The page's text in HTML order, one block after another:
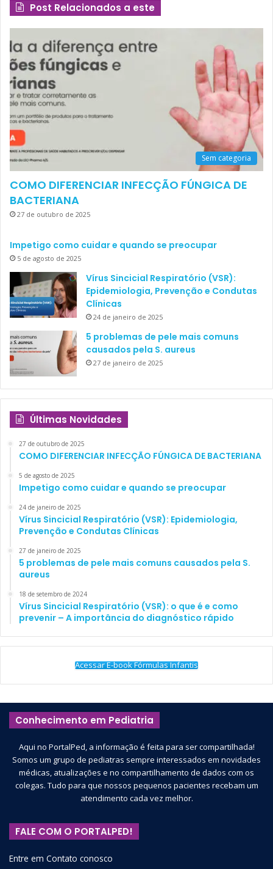
Post Relacionados a este
Sem categoria
COMO DIFERENCIAR INFECÇÃO FÚNGICA DE
BACTERIANA
27 de outubro de 2025
Impetigo como cuidar e quando se preocupar
5 de agosto de 2025
Vírus Sincicial Respiratório (VSR):
Epidemiologia, Prevenção e Condutas
Clínicas
24 de janeiro de 2025
5 problemas de pele mais comuns
causados pela S. aureus
27 de janeiro de 2025
Últimas Novidades
27 de outubro de 2025
COMO DIFERENCIAR INFECÇÃO FÚNGICA DE BACTERIANA
5 de agosto de 2025
Impetigo como cuidar e quando se preocupar
24 de janeiro de 2025
Vírus Sincicial Respiratório (VSR): Epidemiologia,
Prevenção e Condutas Clínicas
27 de janeiro de 2025
5 problemas de pele mais comuns causados pela S.
aureus
18 de setembro de 2024
Vírus Sincicial Respiratório (VSR): o que é e como
prevenir – A importância do diagnóstico rápido
Acessar E-book Fórmulas Infantis
Conhecimento em Pediatria
Aqui no PortalPed, a informação é feita para ser compartilhada!
Somos um grupo de pediatras sempre interessados em novidades
médicas, atualizações e no compartilhamento de dados com os
colegas. Tudo para que nossos pequenos pacientes recebam um
atendimento cada vez melhor.
FALE COM O PORTALPED!
Entre em Contato conosco